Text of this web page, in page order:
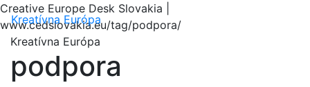
Creative Europe Desk Slovakia |
www.cedslovakia.eu/tag/podpora/
Kreatívna Európa
Kreatívna Európa
podpora